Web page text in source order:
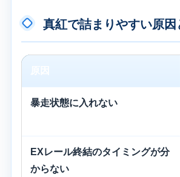
真紅で詰まりやすい原因
暴走状態に入れない
EXレール終結のタイミングが分
からない